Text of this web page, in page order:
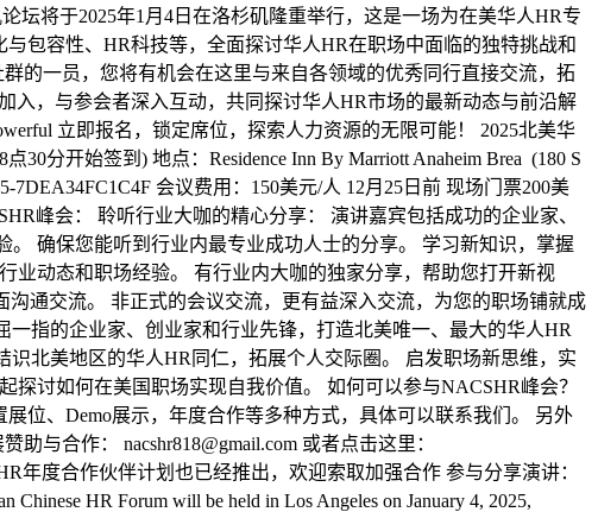
坛将于2025年1月4日在洛杉矶隆重举行，这是一场为在美华人HR专
包容性、HR科技等，全面探讨华人HR在职场中面临的独特挑战和
的一员，您将有机会在这里与来自各领域的优秀同行直接交流，拓
入，与参会者深入互动，共同探讨华人HR市场的最新动态与前沿解
立即报名，锁定席位，探索人力资源的无限可能！ 2025北美华
30分开始签到) 地点：Residence Inn By Marriott Anaheim Brea (180 S
7DEA34FC1C4F 会议费用：150美元/人 12月25日前 现场门票200美
峰会： 聆听行业大咖的精心分享： 演讲嘉宾包括成功的企业家、
确保您能听到行业内最专业成功人士的分享。 学习新知识，掌握
业动态和职场经验。 有行业内大咖的独家分享，帮助您打开新视
通交流。 非正式的会议交流，更有益深入交流，为您的职场铺就成
指的企业家、创业家和行业先锋，打造北美唯一、最大的华人HR
北美地区的华人HR同仁，拓展个人交际圈。 启发职场新思维，实
讨如何在美国职场实现自我价值。 如何可以参与NACSHR峰会？
位、Demo展示，年度合作等多种方式，具体可以联系我们。 另外
与合作： nacshr818@gmail.com 或者点击这里：
年度合作伙伴计划也已经推出，欢迎索取加强合作 参与分享演讲：
HR Forum will be held in Los Angeles on January 4, 2025,